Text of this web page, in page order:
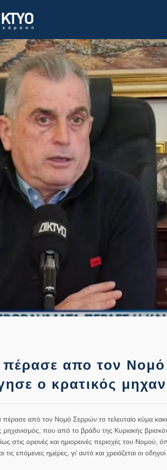
απο τον
ο κρατικός
από τον Νομό Σερρών το τελευταίο κύμα
μηχανισμός, που από το βράδυ της Κυριακής
στις ορεινές και ημιορεινές περιοχές του Νομού,
επόμενες ημέρες, γι’ αυτό και χρειάζεται οι οδηγοί